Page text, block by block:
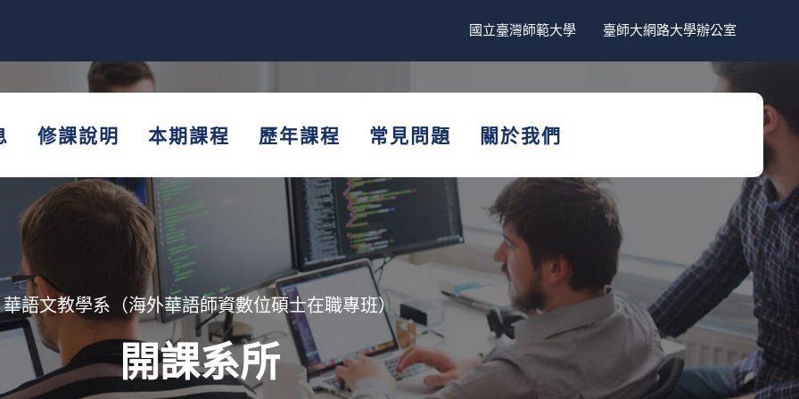
國立臺灣師範大學 臺師大網路大學辦公室
修課說明 本期課程 歷年課程 常見問題 關於我們
華語文教學系（海外華語師資數位碩士在職專班）
開課系所